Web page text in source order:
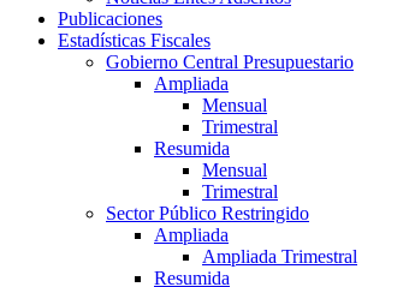
Publicaciones
Estadísticas Fiscales
Gobierno Central Presupuestario
Ampliada
Mensual
Trimestral
Resumida
Mensual
Trimestral
Sector Público Restringido
Ampliada
Ampliada Trimestral
Resumida